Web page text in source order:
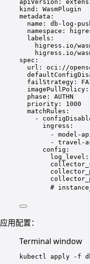
apiVersion :
kind : WasmPlugin
metadata :
name : db-log-
namespace :
labels :
higress.io/
higress.io/
spec :
url : oci://
failStrategy :
imagePullPolicy :
phase : AUTHN
priority : 1000
matchRules :
-
ingress :
- model-
- travel-
config :
log_level :
#
应用配置：
Terminal window
kubectl apply -f